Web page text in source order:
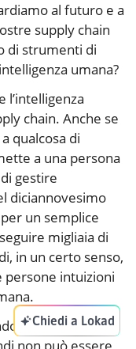
al futuro e a
supply chain
di strumenti di
umana?
l’intelligenza
chain. Anche se
qualcosa di
a una persona
gestire
diciannovesimo
un semplice
migliaia di
in un certo senso,
persone intuizioni
si tratta di
Chiedi a Lokad